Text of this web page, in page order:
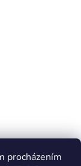
procházením